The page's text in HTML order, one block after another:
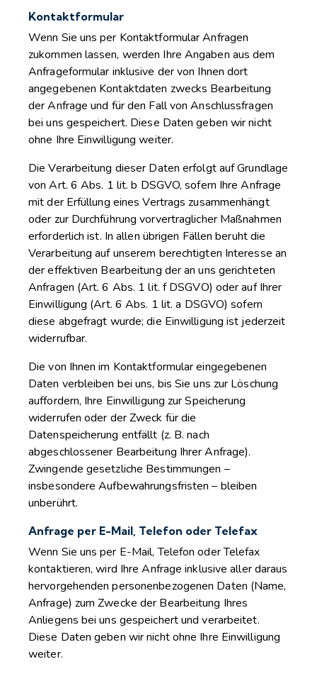
Kontaktformular
Wenn Sie uns per Kontaktformular Anfragen
zukommen lassen, werden Ihre Angaben aus dem
Anfrageformular inklusive der von Ihnen dort
angegebenen Kontaktdaten zwecks Bearbeitung
der Anfrage und für den Fall von Anschlussfragen
bei uns gespeichert. Diese Daten geben wir nicht
ohne Ihre Einwilligung weiter.
Die Verarbeitung dieser Daten erfolgt auf Grundlage
von Art. 6 Abs. 1 lit. b DSGVO, sofern Ihre Anfrage
mit der Erfüllung eines Vertrags zusammenhängt
oder zur Durchführung vorvertraglicher Maßnahmen
erforderlich ist. In allen übrigen Fällen beruht die
Verarbeitung auf unserem berechtigten Interesse an
der effektiven Bearbeitung der an uns gerichteten
Anfragen (Art. 6 Abs. 1 lit. f DSGVO) oder auf Ihrer
Einwilligung (Art. 6 Abs. 1 lit. a DSGVO) sofern
diese abgefragt wurde; die Einwilligung ist jederzeit
widerrufbar.
Die von Ihnen im Kontaktformular eingegebenen
Daten verbleiben bei uns, bis Sie uns zur Löschung
auffordern, Ihre Einwilligung zur Speicherung
widerrufen oder der Zweck für die
Datenspeicherung entfällt (z. B. nach
abgeschlossener Bearbeitung Ihrer Anfrage).
Zwingende gesetzliche Bestimmungen –
insbesondere Aufbewahrungsfristen – bleiben
unberührt.
Anfrage per E-Mail, Telefon oder Telefax
Wenn Sie uns per E-Mail, Telefon oder Telefax
kontaktieren, wird Ihre Anfrage inklusive aller daraus
hervorgehenden personenbezogenen Daten (Name,
Anfrage) zum Zwecke der Bearbeitung Ihres
Anliegens bei uns gespeichert und verarbeitet.
Diese Daten geben wir nicht ohne Ihre Einwilligung
weiter.